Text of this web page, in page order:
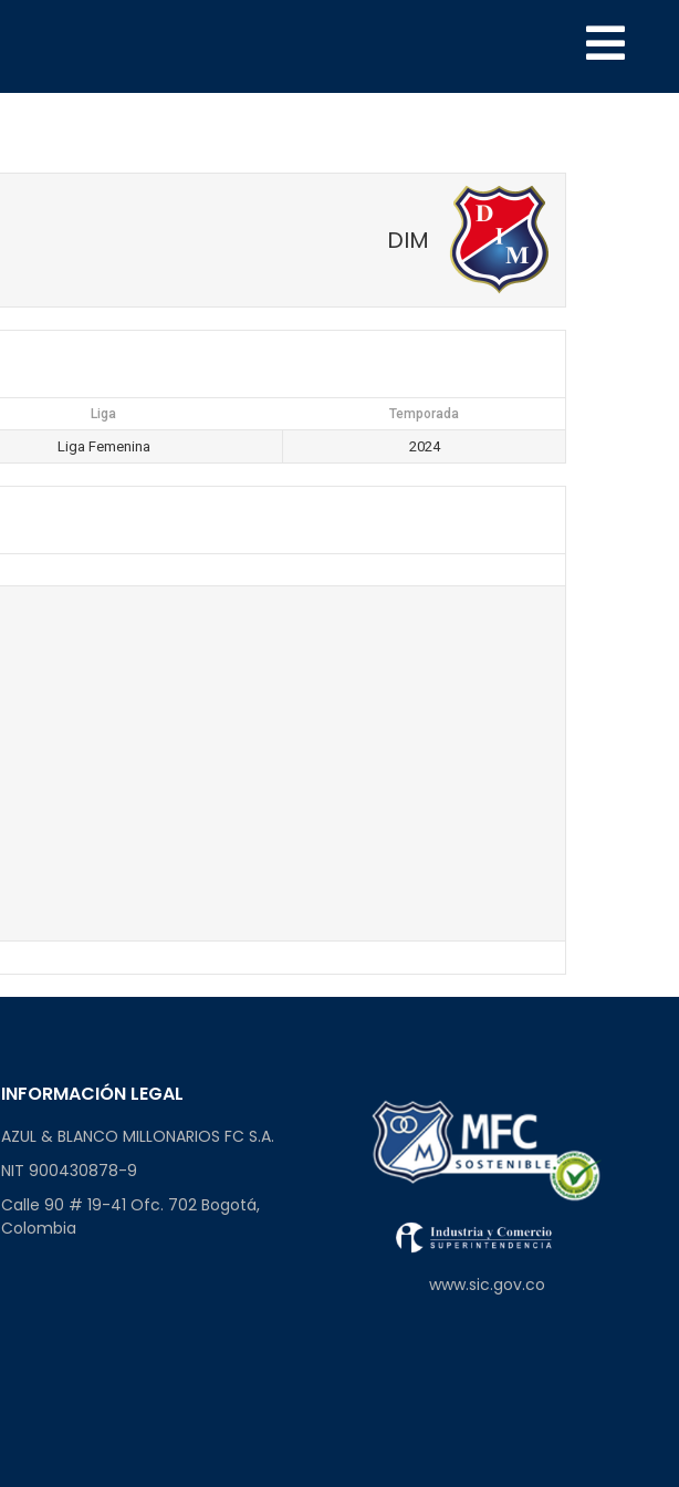
DIM
Liga Temporada
Liga Femenina 2024
INFORMACIÓN LEGAL
AZUL & BLANCO MILLONARIOS FC S.A.
NIT 900430878-9
Calle 90 # 19-41 Ofc. 702 Bogotá,
Colombia
www.sic.gov.co